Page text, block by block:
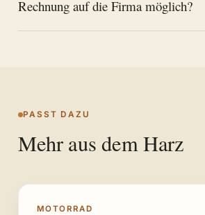
Rechnung auf die Firma möglich?
PASST DAZU
Mehr aus dem Harz
MOTORRAD